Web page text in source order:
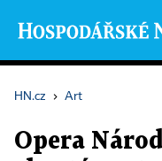
HN.cz › Art
Opera